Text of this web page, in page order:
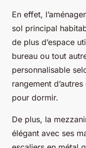
En effet,
sol principal
de plus d’espace
bureau ou tout
personnalisable
rangement
pour dormir.
De plus, la
élégant avec ses